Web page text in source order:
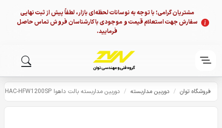
مشتریان گرامی؛ با توجه به نوسانات لحظه‌ای بازار، لطفاً پیش از ثبت نهایی
سفارش جهت استعلام قیمت و موجودی با کارشناسان فروش تماس حاصل
فرمایید.
فروشگاه توان / دوربین مداربسته / دوربین مداربسته بالت داهوا DAHUA HAC-HFW1200SP